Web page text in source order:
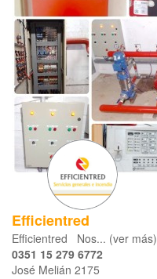
Efficientred
Efficientred Nos... (ver más)
0351 15 279 6772
José Melián 2175